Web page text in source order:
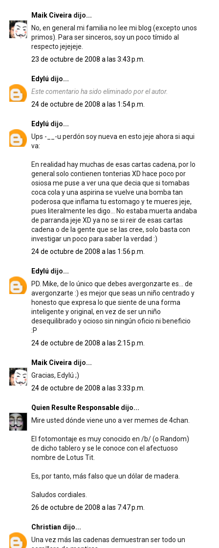
Maik Civeira dijo...
No, en general mi familia no lee mi blog (excepto unos
primos). Para ser sinceros, soy un poco tímido al
respecto jejejeje.
23 de octubre de 2008 a las 3:43 p.m.
Edylú dijo...
Este comentario ha sido eliminado por el autor.
24 de octubre de 2008 a las 1:54 p.m.
Edylú dijo...
Ups -__-u perdón soy nueva en esto jeje ahora si aqui
va:
En realidad hay muchas de esas cartas cadena, por lo
general solo contienen tonterias XD hace poco por
osiosa me puse a ver una que decia que si tomabas
coca cola y una aspirina se vuelve una bomba tan
poderosa que inflama tu estomago y te mueres jeje,
pues literalmente les digo... No estaba muerta andaba
de parranda jeje XD ya no se si reir de esas cartas
cadena o de la gente que se las cree, solo basta con
investigar un poco para saber la verdad :)
24 de octubre de 2008 a las 1:56 p.m.
Edylú dijo...
PD. Mike, de lo único que debes avergonzarte es... de
avergonzarte :) es mejor que seas un niño centrado y
honesto que expresa lo que siente de una forma
inteligente y original, en vez de ser un niño
desequilibrado y ocioso sin ningún oficio ni beneficio
:P
24 de octubre de 2008 a las 2:15 p.m.
Maik Civeira dijo...
Gracias, Edylú ;)
24 de octubre de 2008 a las 3:33 p.m.
Quien Resulte Responsabledijo...
Mire usted dónde viene uno a ver memes de 4chan.
El fotomontaje es muy conocido en /b/ (o Random)
de dicho tablero y se le conoce con el afectuoso
nombre de Lotus Tit.
Es, por tanto, más falso que un dólar de madera.
Saludos cordiales.
26 de octubre de 2008 a las 7:47 p.m.
Christian dijo...
Una vez más las cadenas demuestran ser todo un